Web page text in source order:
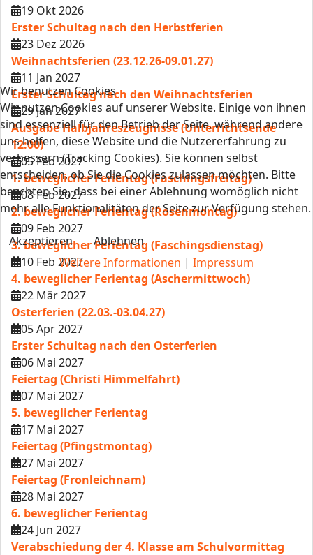
19 Okt 2026
Erster Schultag nach den Herbstferien
23 Dez 2026
Weihnachtsferien (23.12.26-09.01.27)
11 Jan 2027
Erster Schultag nach den Weihnachtsferien
29 Jan 2027
Ausgabe Halbjahreszeugnisse (Unterrichtsende
12:00)
05 Feb 2027
1. beweglicher Ferientag (Faschingsfreitag)
08 Feb 2027
2. beweglicher Ferientag (Rosenmontag)
09 Feb 2027
3. beweglicher Ferientag (Faschingsdienstag)
10 Feb 2027
4. beweglicher Ferientag (Aschermittwoch)
22 Mär 2027
Osterferien (22.03.-03.04.27)
05 Apr 2027
Erster Schultag nach den Osterferien
06 Mai 2027
Feiertag (Christi Himmelfahrt)
07 Mai 2027
5. beweglicher Ferientag
17 Mai 2027
Feiertag (Pfingstmontag)
27 Mai 2027
Feiertag (Fronleichnam)
28 Mai 2027
6. beweglicher Ferientag
24 Jun 2027
Verabschiedung der 4. Klasse am Schulvormittag
Wir benutzen Cookies
Wir nutzen Cookies auf unserer Website. Einige von ihnen
sind essenziell für den Betrieb der Seite, während andere
uns helfen, diese Website und die Nutzererfahrung zu
verbessern (Tracking Cookies). Sie können selbst
entscheiden, ob Sie die Cookies zulassen möchten. Bitte
beachten Sie, dass bei einer Ablehnung womöglich nicht
mehr alle Funktionalitäten der Seite zur Verfügung stehen.
Akzeptieren
Ablehnen
Weitere Informationen | Impressum